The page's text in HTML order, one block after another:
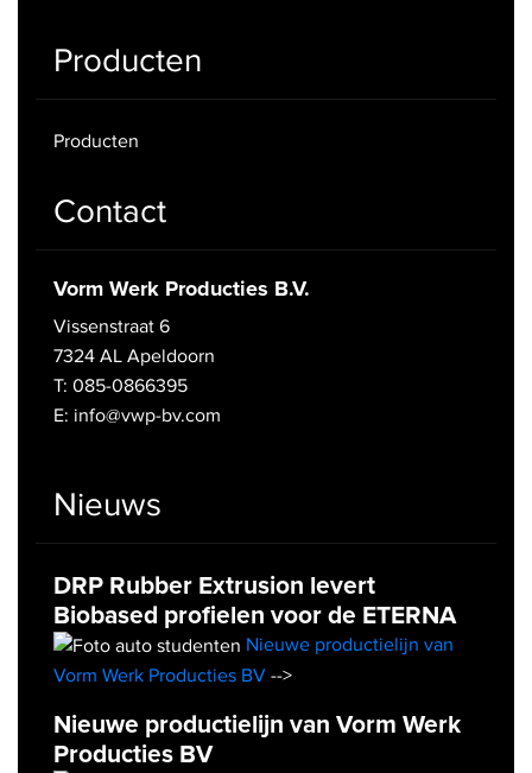
Producten
Producten
Contact
Vorm Werk Producties B.V.
Vissenstraat 6
7324 AL Apeldoorn
T: 085-0866395
E: info@vwp-bv.com
Nieuws
DRP Rubber Extrusion levert
Biobased profielen voor de ETERNA
Nieuwe productielijn van
Vorm Werk Producties BV -->
Nieuwe productielijn van Vorm Werk
Producties BV